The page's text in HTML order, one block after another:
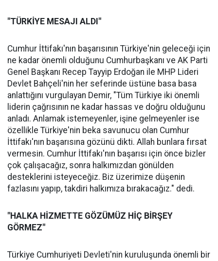
"TÜRKİYE MESAJI ALDI"
Cumhur İttifakı'nın başarısının Türkiye'nin geleceği için
ne kadar önemli olduğunu Cumhurbaşkanı ve AK Parti
Genel Başkanı Recep Tayyip Erdoğan ile MHP Lideri
Devlet Bahçeli'nin her seferinde üstüne basa basa
anlattığını vurgulayan Demir, "Tüm Türkiye iki önemli
liderin çağrısının ne kadar hassas ve doğru olduğunu
anladı. Anlamak istemeyenler, işine gelmeyenler ise
özellikle Türkiye'nin beka savunucu olan Cumhur
İttifakı'nın başarısına gözünü dikti. Allah bunlara fırsat
vermesin. Cumhur İttifakı'nın başarısı için önce bizler
çok çalışacağız, sonra halkımızdan gönülden
desteklerini isteyeceğiz. Biz üzerimize düşenin
fazlasını yapıp, takdiri halkımıza bırakacağız." dedi.
"HALKA HİZMETTE GÖZÜMÜZ HİÇ BİRŞEY
GÖRMEZ"
Türkiye Cumhuriyeti Devleti'nin kuruluşunda önemli bir